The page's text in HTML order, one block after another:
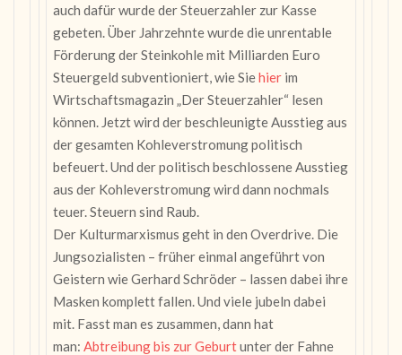
auch dafür wurde der Steuerzahler zur Kasse
gebeten. Über Jahrzehnte wurde die unrentable
Förderung der Steinkohle mit Milliarden Euro
Steuergeld subventioniert, wie Siehier im
Wirtschaftsmagazin „Der Steuerzahler“ lesen
können. Jetzt wird der beschleunigte Ausstieg aus
der gesamten Kohleverstromung politisch
befeuert. Und der politisch beschlossene Ausstieg
aus der Kohleverstromung wird dann nochmals
teuer. Steuern sind Raub.
Der Kulturmarxismus geht in den Overdrive. Die
Jungsozialisten – früher einmal angeführt von
Geistern wie Gerhard Schröder – lassen dabei ihre
Masken komplett fallen. Und viele jubeln dabei
mit. Fasst man es zusammen, dann hat
man: Abtreibung bis zur Geburtunter der Fahne